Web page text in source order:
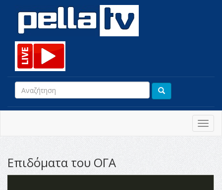
Επιδόματα του ΟΓΑ